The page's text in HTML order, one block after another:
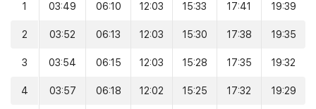
1 03:49 06:10 12:03 15:33 17:41 19:39
2 03:52 06:13 12:03 15:30 17:38 19:35
3 03:54 06:15 12:03 15:28 17:35 19:32
4 03:57 06:18 12:02 15:25 17:32 19:29